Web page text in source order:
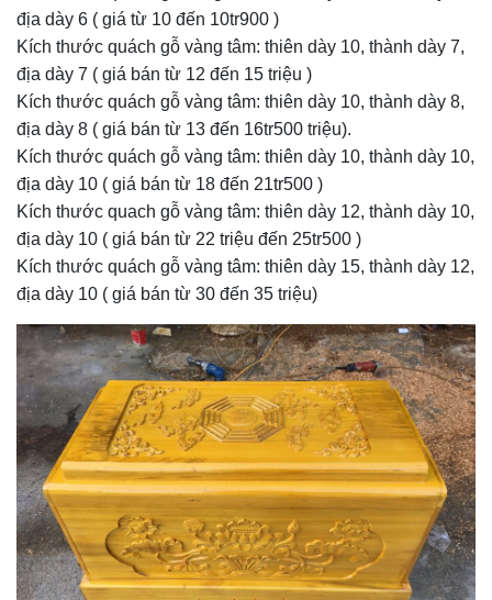
địa dày 6 ( giá từ 10 đến 10tr900 )
Kích thước quách gỗ vàng tâm: thiên dày 10, thành dày 7,
địa dày 7 ( giá bán từ 12 đến 15 triệu )
Kích thước quách gỗ vàng tâm: thiên dày 10, thành dày 8,
địa dày 8 ( giá bán từ 13 đến 16tr500 triệu).
Kích thước quách gỗ vàng tâm: thiên dày 10, thành dày 10,
địa dày 10 ( giá bán từ 18 đến 21tr500 )
Kích thước quach gỗ vàng tâm: thiên dày 12, thành dày 10,
địa dày 10 ( giá bán từ 22 triệu đến 25tr500 )
Kích thước quách gỗ vàng tâm: thiên dày 15, thành dày 12,
địa dày 10 ( giá bán từ 30 đến 35 triệu)